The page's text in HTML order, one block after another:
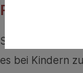
Ritalin
Sollte Ritalin
es bei Kindern